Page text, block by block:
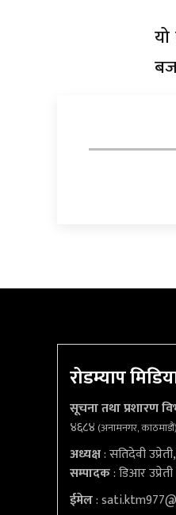
रोडम्याप
सूचना तथा प्रशारण
४६८४(अनामनगर, काठमाडौं)
अध्यक्ष: सतिदेवी उप्रेती,
सम्पादक: डिआर उप्रेती
ईमेल: